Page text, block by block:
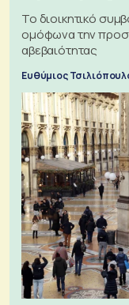
Το διοικητικό
ομόφωνα την
αβεβαιότητας
Ευθύμιος